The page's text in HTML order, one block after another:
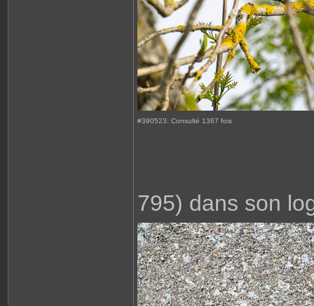
#390523: Consulté 1367 fois
795) dans son